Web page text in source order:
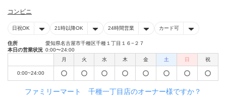
コンビニ
日祝OK 21時以降OK 24時間営業 カード可
住所
愛知県名古屋市千種区千種１丁目１６−２７
本日の営業状況 0:00〜24:00
月
火 水 木 金 土 日 祝
0:00~24:00
ファミリーマート 千種一丁目店のオーナー様ですか？